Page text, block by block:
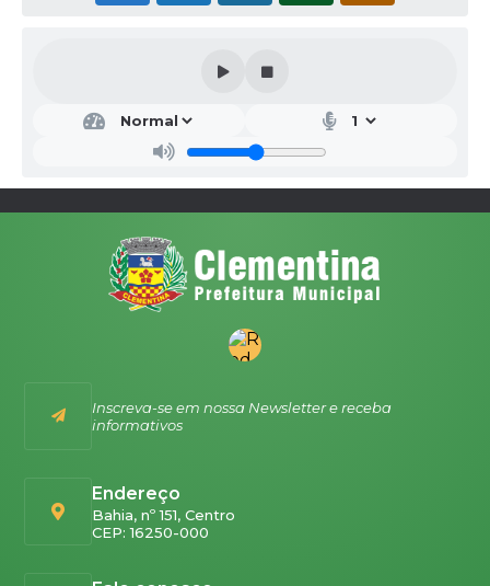
Inscreva-se em nossa Newsletter e receba
informativos
Endereço
Bahia, nº 151, Centro
CEP: 16250-000